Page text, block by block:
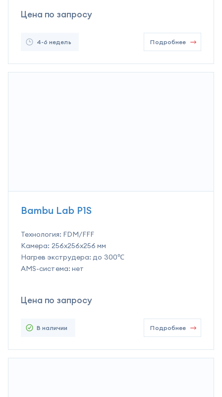
Цена по запросу
4-6 недель Подробнее
Bambu Lab P1S
Технология: FDM/FFF
Камера: 256x256x256 мм
Нагрев экструдера: до 300℃
AMS-система: нет
Цена по запросу
В наличии Подробнее